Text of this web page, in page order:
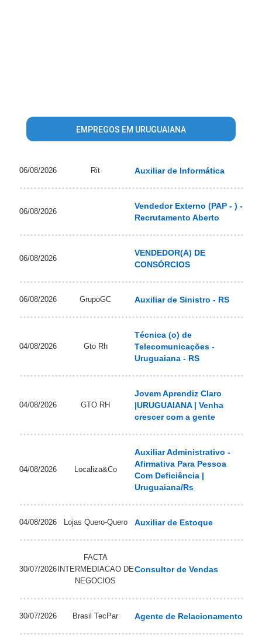
EMPREGOS EM URUGUAIANA
06/08/2026 Rit Auxiliar de Informática
06/08/2026
Vendedor Externo (PAP - ) -
Recrutamento Aberto
06/08/2026
VENDEDOR(A) DE
CONSÓRCIOS
06/08/2026 GrupoGC Auxiliar de Sinistro - RS
04/08/2026 Gto Rh
Técnica (o) de
Telecomunicações -
Uruguaiana - RS
04/08/2026 GTO RH
Jovem Aprendiz Claro
|URUGUAIANA | Venha
crescer com a gente
04/08/2026 Localiza&Co
Auxiliar Administrativo -
Afirmativa Para Pessoa
Com Deficiência |
Uruguaiana/Rs
04/08/2026 Lojas Quero-Quero Auxiliar de Estoque
30/07/2026
FACTA
INTERMEDIACAO DE
NEGOCIOS
Consultor de Vendas
30/07/2026 Brasil TecPar Agente de Relacionamento